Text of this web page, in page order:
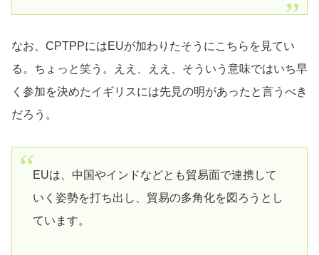
なお、CPTPPにはEUが加わりたそうにこちらを見てい
る。ちょっと笑う。ええ、ええ、そういう意味ではいち早
く参加を決めたイギリスには先見の明があったと言うべき
だろう。
EUは、中国やインドなどとも貿易面で連携して
いく姿勢を打ち出し、貿易の多角化を図ろうとし
ています。